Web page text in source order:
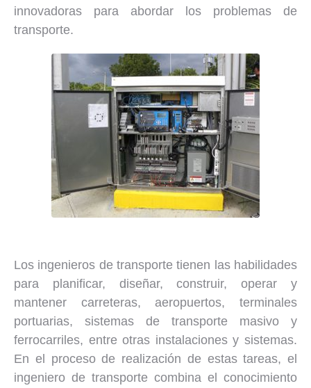
innovadoras para abordar los problemas de
transporte.
Los ingenieros de transporte tienen las habilidades
para planificar, diseñar, construir, operar y
mantener carreteras, aeropuertos, terminales
portuarias, sistemas de transporte masivo y
ferrocarriles, entre otras instalaciones y sistemas.
En el proceso de realización de estas tareas, el
ingeniero de transporte combina el conocimiento